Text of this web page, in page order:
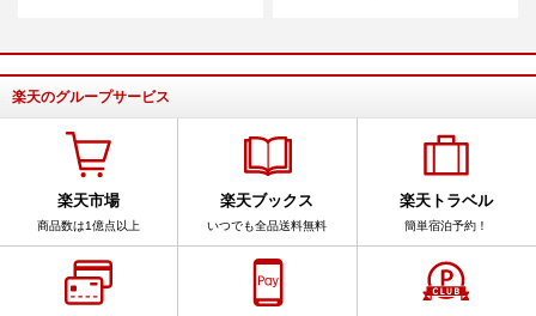
楽天のグループサービス
楽天市場
商品数は1億点以上
楽天ブックス
いつでも全品送料無料
楽天トラベル
簡単宿泊予約！